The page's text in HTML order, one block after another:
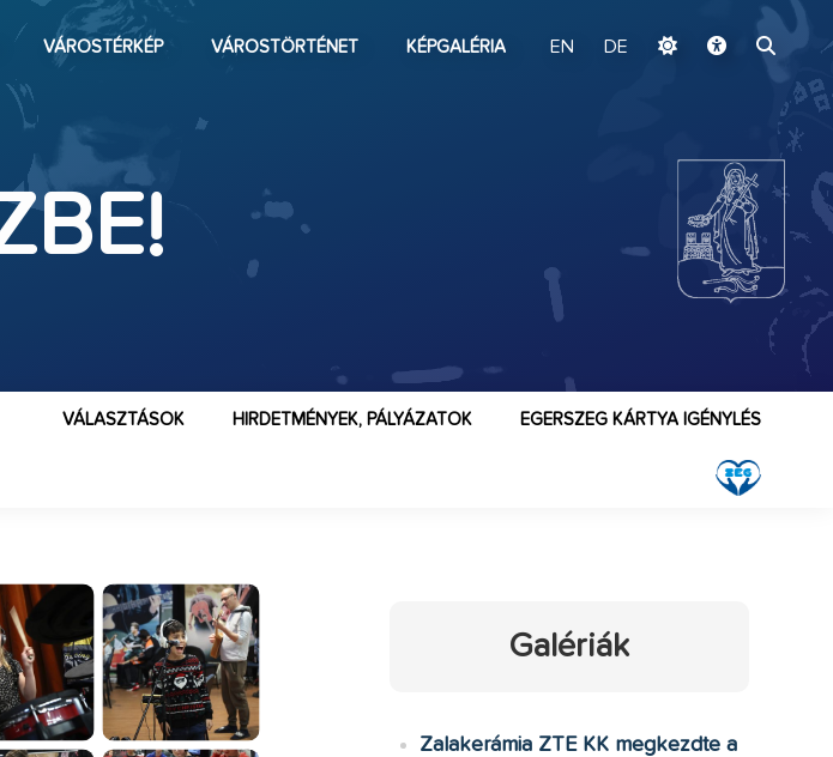
ugrás a fő tartalomhoz
VÁROSTÉRKÉP VÁROSTÖRTÉNET KÉPGALÉRIA EN DE
EGERSZEG KÁRTYA IGÉNYLÉS
HIRDETMÉNYEK, PÁLYÁZATOK
VÁLASZTÁSOK
Galériák
Zalakerámia ZTE KK megkezdte a